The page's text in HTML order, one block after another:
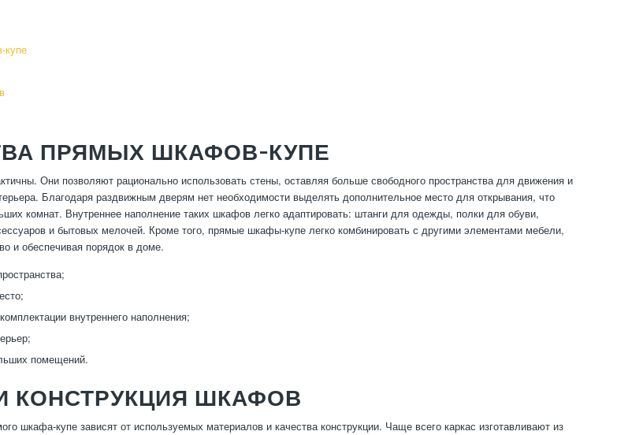
купе
ПРЯМЫХ ШКАФОВ-КУПЕ
Они позволяют рационально использовать стены, оставляя больше свободного пространства для движения и
Благодаря раздвижным дверям нет необходимости выделять дополнительное место для открывания, что
комнат. Внутреннее наполнение таких шкафов легко адаптировать: штанги для одежды, полки для обуви,
и бытовых мелочей. Кроме того, прямые шкафы-купе легко комбинировать с другими элементами мебели,
и обеспечивая порядок в доме.
внутреннего наполнения;
помещений.
КОНСТРУКЦИЯ ШКАФОВ
шкафа-купе зависят от используемых материалов и качества конструкции. Чаще всего каркас изготавливают из